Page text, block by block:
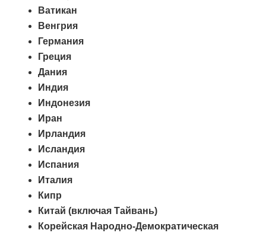
Ватикан
Венгрия
Германия
Греция
Дания
Индия
Индонезия
Иран
Ирландия
Исландия
Испания
Италия
Кипр
Китай (включая Тайвань)
Корейская Народно-Демократическая